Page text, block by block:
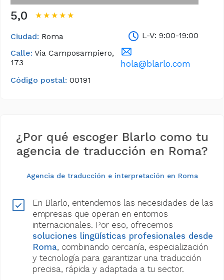
5,0 ★★★★★
Ciudad: Roma
L-V: 9:00-19:00
Calle: Via Camposampiero,
173
hola@blarlo.com
Código postal: 00191
¿Por qué escoger Blarlo como tu
agencia de traducción en Roma?
Agencia de traducción e interpretación en Roma
En Blarlo, entendemos las necesidades de las
empresas que operan en entornos
internacionales. Por eso, ofrecemos
soluciones lingüísticas profesionales desde
Roma, combinando cercanía, especialización
y tecnología para garantizar una traducción
precisa, rápida y adaptada a tu sector.